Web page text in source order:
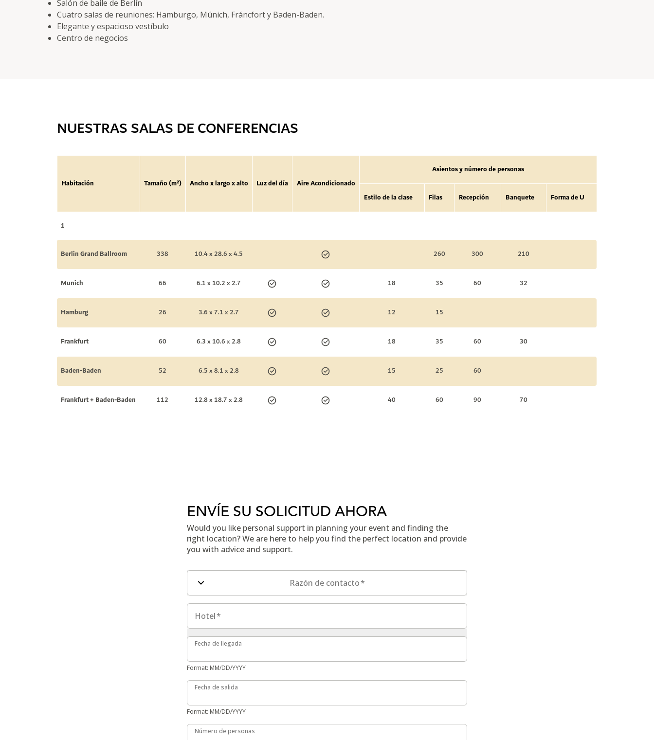
Salón de baile de Berlín
Cuatro salas de reuniones: Hamburgo, Múnich, Fráncfort y Baden-Baden.
Elegante y espacioso vestíbulo
Centro de negocios
NUESTRAS SALAS DE CONFERENCIAS
Habitación Tamaño (m²) Ancho x largo x alto Luz del día Aire Acondicionado
Asientos y número de personas
Estilo de la clase Filas Recepción Banquete Forma de U
1
Berlin Grand Ballroom 338 10.4 x 28.6 x 4.5 260 300 210
Munich 66 6.1 x 10.2 x 2.7 18 35 60 32
Hamburg 26 3.6 x 7.1 x 2.7 12 15
Frankfurt 60 6.3 x 10.6 x 2.8 18 35 60 30
Baden-Baden 52 6.5 x 8.1 x 2.8 15 25 60
Frankfurt + Baden-Baden 112 12.8 x 18.7 x 2.8 40 60 90 70
ENVÍE SU SOLICITUD AHORA
Would you like personal support in planning your event and finding the
right location? We are here to help you find the perfect location and provide
you with advice and support.
Campos del formulario de contacto
Razón de contacto*
Hotel
Hotel*
Fecha de llegada
Fecha de llegada
Format: MM/DD/YYYY
Fecha de salida
Fecha de salida
Format: MM/DD/YYYY
Número de personas
Número de personas